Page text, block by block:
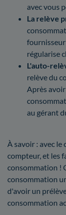
avec vous
La relève
régularise
L'auto-
relève du
Après
au gérant
À savoir : avec
compteur, et les
consommation !
consommation
d'avoir un
consommation